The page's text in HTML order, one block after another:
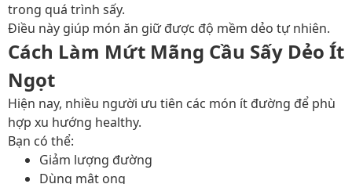
trong quá trình sấy.
Điều này giúp món ăn giữ được độ mềm dẻo tự nhiên.
Cách Làm Mứt Mãng Cầu Sấy Dẻo Ít
Ngọt
Hiện nay, nhiều người ưu tiên các món ít đường để phù
hợp xu hướng healthy.
Bạn có thể:
Giảm lượng đường
Dùng mật ong